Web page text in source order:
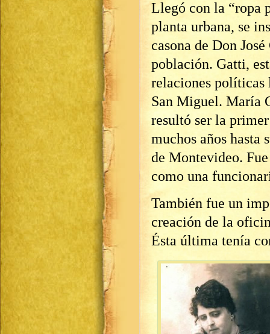
Llegó con la “ropa
planta urbana, se
casona de Don
población. Gatti,
relaciones políticas
San Miguel. María
resultó ser la
muchos años
de Montevideo.
como una
También fue un
creación de la
Ésta última tenía